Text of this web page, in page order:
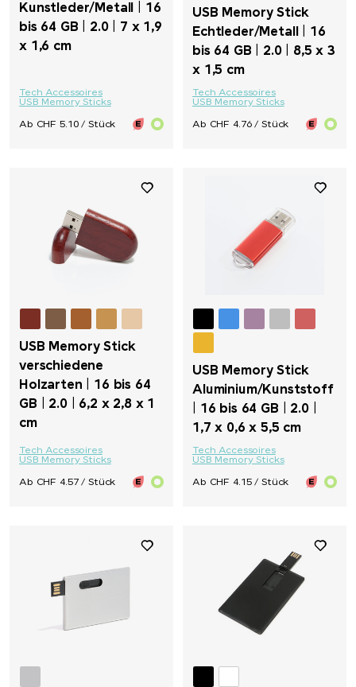
Kunstleder/Metall | 16
bis 64 GB | 2.0 | 7 x 1,9
x 1,6 cm
Tech Accessoires
USB Memory Sticks
Ab CHF 5.10 / Stück
USB Memory Stick
Echtleder/Metall | 16
bis 64 GB | 2.0 | 8,5 x 3
x 1,5 cm
Tech Accessoires
USB Memory Sticks
Ab CHF 4.76 / Stück
USB Memory Stick
verschiedene
Holzarten | 16 bis 64
GB | 2.0 | 6,2 x 2,8 x 1
cm
Tech Accessoires
USB Memory Sticks
Ab CHF 4.57 / Stück
USB Memory Stick
Aluminium/Kunststoff
| 16 bis 64 GB | 2.0 |
1,7 x 0,6 x 5,5 cm
Tech Accessoires
USB Memory Sticks
Ab CHF 4.15 / Stück